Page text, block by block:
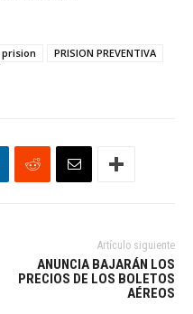
prision
PRISION PREVENTIVA
Artículo siguiente
ANUNCIA BAJARÁN LOS
PRECIOS DE LOS BOLETOS
AÉREOS